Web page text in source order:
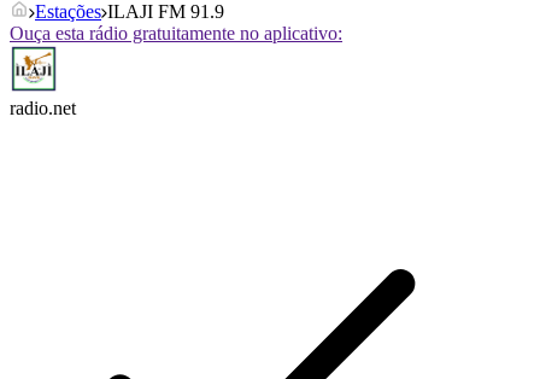
Estações ILAJI FM 91.9
Ouça esta rádio gratuitamente no aplicativo:
radio.net